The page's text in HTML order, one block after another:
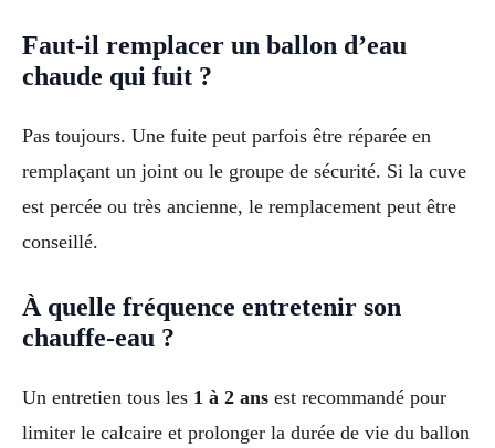
Faut-il remplacer un ballon d’eau
chaude qui fuit ?
Pas toujours. Une fuite peut parfois être réparée en
remplaçant un joint ou le groupe de sécurité. Si la cuve
est percée ou très ancienne, le remplacement peut être
conseillé.
À quelle fréquence entretenir son
chauffe-eau ?
Un entretien tous les 1 à 2 ans est recommandé pour
limiter le calcaire et prolonger la durée de vie du ballon